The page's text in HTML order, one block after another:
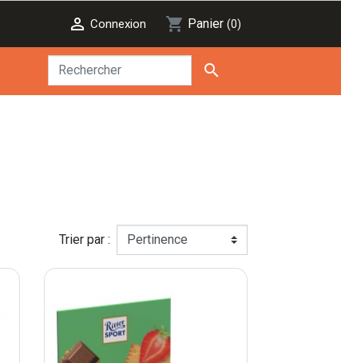
 Connexion shopping_cart Panier (0)

Trier par :